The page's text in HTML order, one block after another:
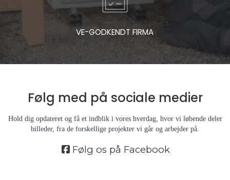
VE-GODKENDT FIRMA
Følg med på sociale medier
Hold dig opdateret og få et indblik i vores hverdag, hvor vi løbende deler
billeder, fra de forskellige projekter vi går og arbejder på.
Følg os på Facebook